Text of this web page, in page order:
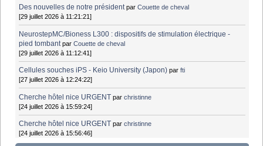
Des nouvelles de notre président parCouette de cheval
[29 juillet 2026 à 11:21:21]
NeurostepMC/Bioness L300 : dispositifs de stimulation électrique -
pied tombant parCouette de cheval
[29 juillet 2026 à 11:12:41]
Cellules souches iPS - Keio University (Japon) parfti
[27 juillet 2026 à 12:24:22]
Cherche hôtel nice URGENT parchristinne
[24 juillet 2026 à 15:59:24]
Cherche hôtel nice URGENT parchristinne
[24 juillet 2026 à 15:56:46]